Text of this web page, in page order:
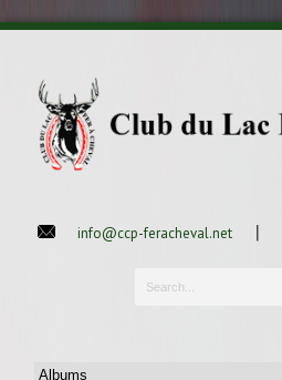
info@ccp-feracheval.net |